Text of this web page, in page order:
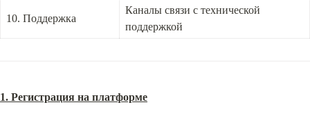
10. Поддержка
Каналы связи с технической
поддержкой
1. Регистрация на платформе